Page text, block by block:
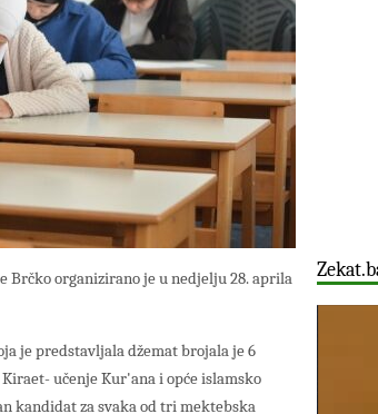
Brčko organizirano je u nedjelju 28. aprila
je predstavljala džemat brojala je 6
učenje Kur'ana i opće islamsko
kandidat za svaka od tri mektebska